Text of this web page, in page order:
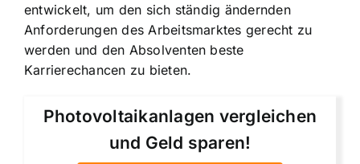
entwickelt, um den sich ständig ändernden
Anforderungen des Arbeitsmarktes gerecht zu
werden und den Absolventen beste
Karrierechancen zu bieten.
Photovoltaikanlagen vergleichen
und Geld sparen!